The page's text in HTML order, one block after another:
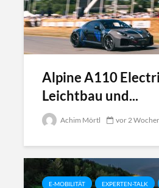
Alpine A110
Leichtbau und...
Achim Mörtl vor 2
E-MOBILITÄT EXPERTEN-TALK